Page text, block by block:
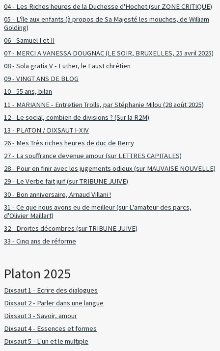
04 - Les Riches heures de la Duchesse d'Hochet (sur ZONE CRITIQUE)
05 - L'île aux enfants (à propos de Sa Majesté les mouches, de William
Golding)
06 - Samuel I et II
07 - MERCI A VANESSA DOUGNAC (LE SOIR, BRUXELLES, 25 avril 2025)
08 - Sola gratia V - Luther, le Faust chrétien
09 - VINGT ANS DE BLOG
10 - 55 ans, bilan
11 - MARIANNE - Entretien Trolls, par Stéphanie Milou (28 août 2025)
12 - Le social, combien de divisions ? (Sur la R2M)
13 - PLATON / DIXSAUT I-XIV
26 - Mes Très riches heures de duc de Berry
27 - La souffrance devenue amour (sur LETTRES CAPITALES)
28 - Pour en finir avec les jugements odieux (sur MAUVAISE NOUVELLE)
29 - Le Verbe fait juif (sur TRIBUNE JUIVE)
30 - Bon anniversaire, Arnaud Villani !
31 - Ce que nous avons eu de meilleur (sur L'amateur des parcs,
d'Olivier Maillart)
32 - Droites décombres (sur TRIBUNE JUIVE)
33 - Cinq ans de réforme
Platon 2025
Dixsaut 1 - Ecrire des dialogues
Dixsaut 2 - Parler dans une langue
Dixsaut 3 - Savoir, amour
Dixsaut 4 - Essences et formes
Dixsaut 5 - L'un et le multiple